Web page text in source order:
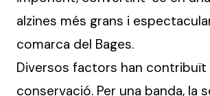
alzines més grans i
comarca del Bages.
Diversos factors han contribuït
conservació. Per una banda, la